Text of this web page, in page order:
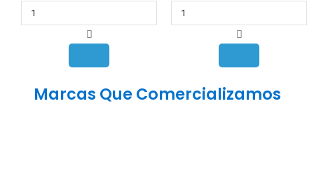
Marcas Que Comercializamos